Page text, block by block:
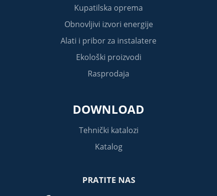
Kupatilska oprema
Obnovljivi izvori energije
Alati i pribor za instalatere
Ekološki proizvodi
Rasprodaja
DOWNLOAD
Tehnički katalozi
Katalog
PRATITE NAS